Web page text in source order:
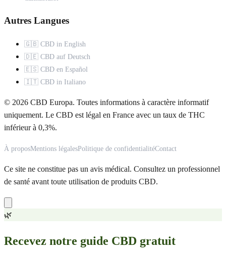
Autres Langues
🇬🇧 CBD in English
🇩🇪 CBD auf Deutsch
🇪🇸 CBD en Español
🇮🇹 CBD in Italiano
© 2026 CBD Europa. Toutes informations à caractère informatif
uniquement. Le CBD est légal en France avec un taux de THC
inférieur à 0,3%.
À proposMentions légalesPolitique de confidentialitéContact
Ce site ne constitue pas un avis médical. Consultez un professionnel
de santé avant toute utilisation de produits CBD.
🌿
Recevez notre guide CBD gratuit